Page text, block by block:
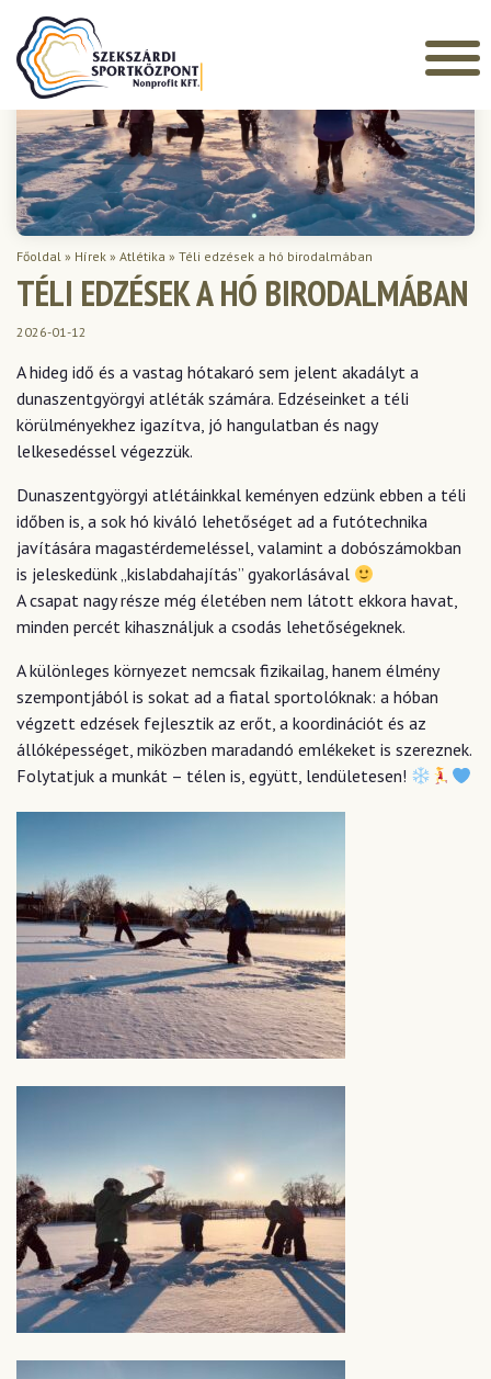
Főoldal » Hírek » Atlétika » Téli edzések a hó birodalmában
TÉLI EDZÉSEK A HÓ BIRODALMÁBAN
2026-01-12
A hideg idő és a vastag hótakaró sem jelent akadályt a
dunaszentgyörgyi atléták számára. Edzéseinket a téli
körülményekhez igazítva, jó hangulatban és nagy
lelkesedéssel végezzük.
Dunaszentgyörgyi atlétáinkkal keményen edzünk ebben a téli
időben is, a sok hó kiváló lehetőséget ad a futótechnika
javítására magastérdemeléssel, valamint a dobószámokban
is jeleskedünk „kislabdahajítás” gyakorlásával
A csapat nagy része még életében nem látott ekkora havat,
minden percét kihasználjuk a csodás lehetőségeknek.
A különleges környezet nemcsak fizikailag, hanem élmény
szempontjából is sokat ad a fiatal sportolóknak: a hóban
végzett edzések fejlesztik az erőt, a koordinációt és az
állóképességet, miközben maradandó emlékeket is szereznek.
Folytatjuk a munkát – télen is, együtt, lendületesen!